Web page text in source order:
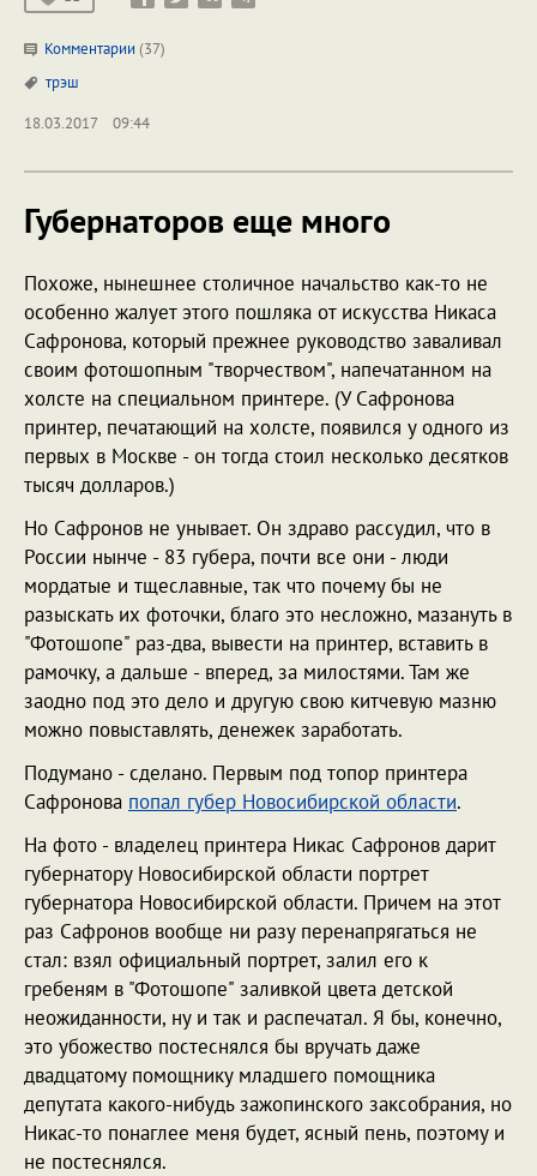
Комментарии (37)
трэш
18.03.2017
09:44
Губернаторов еще много
Похоже, нынешнее столичное начальство как-то не
особенно жалует этого пошляка от искусства Никаса
Сафронова, который прежнее руководство заваливал
своим фотошопным "творчеством", напечатанном на
холсте на специальном принтере. (У Сафронова
принтер, печатающий на холсте, появился у одного из
первых в Москве - он тогда стоил несколько десятков
тысяч долларов.)
Но Сафронов не унывает. Он здраво рассудил, что в
России нынче - 83 губера, почти все они - люди
мордатые и тщеславные, так что почему бы не
разыскать их фоточки, благо это несложно, мазануть в
"Фотошопе" раз-два, вывести на принтер, вставить в
рамочку, а дальше - вперед, за милостями. Там же
заодно под это дело и другую свою китчевую мазню
можно повыставлять, денежек заработать.
Подумано - сделано. Первым под топор принтера
Сафронова попал губер Новосибирской области.
На фото - владелец принтера Никас Сафронов дарит
губернатору Новосибирской области портрет
губернатора Новосибирской области. Причем на этот
раз Сафронов вообще ни разу перенапрягаться не
стал: взял официальный портрет, залил его к
гребеням в "Фотошопе" заливкой цвета детской
неожиданности, ну и так и распечатал. Я бы, конечно,
это убожество постеснялся бы вручать даже
двадцатому помощнику младшего помощника
депутата какого-нибудь зажопинского заксобрания, но
Никас-то понаглее меня будет, ясный пень, поэтому и
не постеснялся.